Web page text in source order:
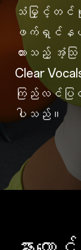
သံမြှင့်တင်မှုကို
ဖက်ရှင်န
ထားသည့် အံ့သ
Clear
ကြည်လင်ပြတ်
ပါသည်။